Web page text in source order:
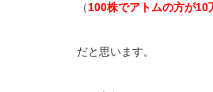
（100株でアトムの方が10
だと思います。